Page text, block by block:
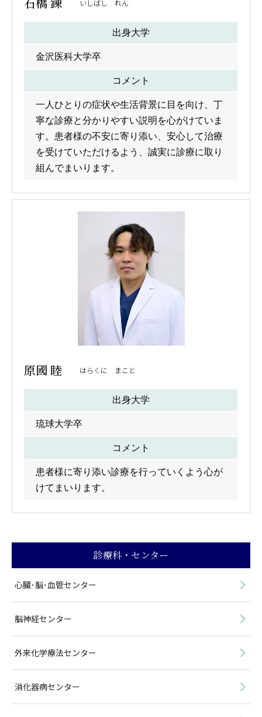
いしばし れん
出身大学
金沢医科大学卒
コメント
一人ひとりの症状や生活背景に目を向け、丁
寧な診療と分かりやすい説明を心がけていま
す。患者様の不安に寄り添い、安心して治療
を受けていただけるよう、誠実に診療に取り
組んでまいります。
原國 睦 はらくに まこと
出身大学
琉球大学卒
コメント
患者様に寄り添い診療を行っていくよう心が
けてまいります。
診療科・センター
心臓･脳･血管センター
脳神経センター
外来化学療法センター
消化器病センター